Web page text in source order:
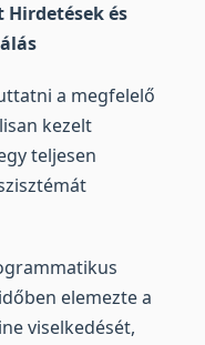
és
a megfelelő
kezelt
teljesen
elemezte a
viselkedését,